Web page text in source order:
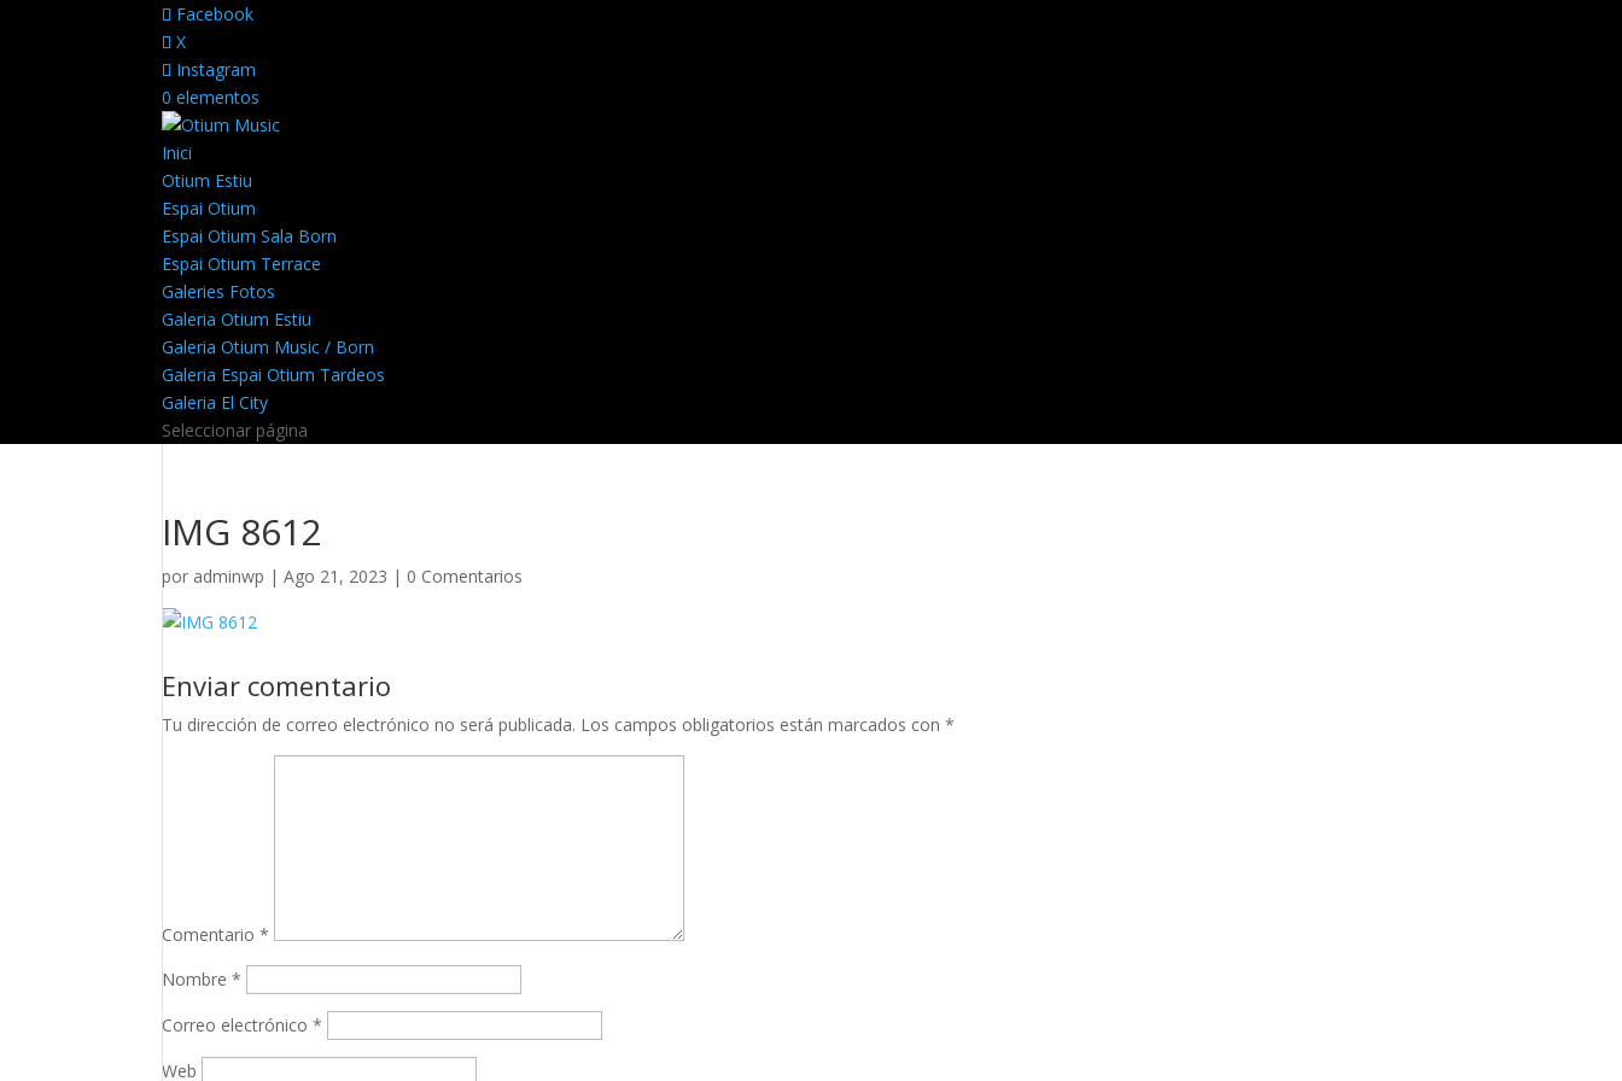
Facebook
X
Instagram
0 elementos
Inici
Otium Estiu
Espai Otium
Espai Otium Sala Born
Espai Otium Terrace
Galeries Fotos
Galeria Otium Estiu
Galeria Otium Music / Born
Galeria Espai Otium Tardeos
Galeria El City
Seleccionar página
IMG 8612
por adminwp |Ago 21, 2023 | 0 Comentarios
Enviar comentario
Tu dirección de correo electrónico no será publicada. Los campos obligatorios están marcados con*
Comentario*
Nombre*
Correo electrónico*
Web